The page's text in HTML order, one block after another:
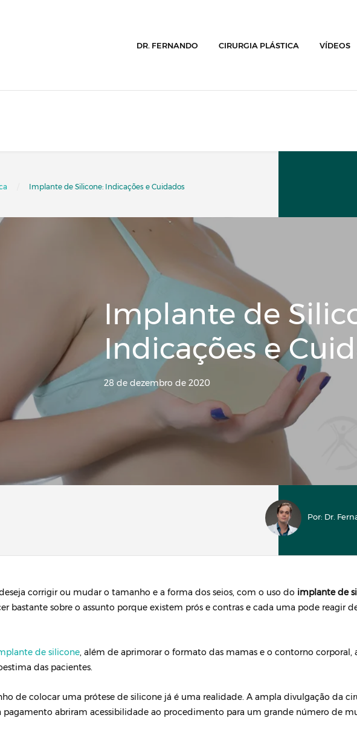
DR. FERNANDO CIRURGIA PLÁSTICA VÍDEOS
Implante de Silicone: Indicações e Cuidados
Implante de
Indicações e
28 de dezembro de 2020
Por: Dr.
corrigir ou mudar o tamanho e a forma dos seios, com o uso do implante de
bastante sobre o assunto porque existem prós e contras e cada uma pode reagir
de silicone, além de aprimorar o formato das mamas e o contorno corporal,
das pacientes.
de colocar uma prótese de silicone já é uma realidade. A ampla divulgação da
pagamento abriram acessibilidade ao procedimento para um grande número de